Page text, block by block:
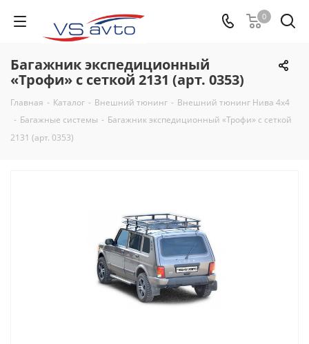
0
Багажник экспедиционный
«Трофи» с сеткой 2131 (арт. 0353)
Главная - Каталог - Внешний тюнинг - Внешний тюнинг Нива 4х4
- Багажные системы - Багажник экспедиционный «Трофи» с сеткой
2131 (арт. 0353)